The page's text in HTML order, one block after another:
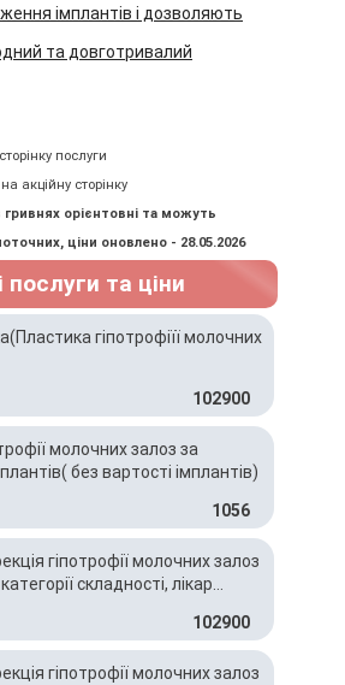
імплантів і дозволяють
та довготривалий
послуги
акційну сторінку
гривнях орієнтовні та можуть
ціни оновлено - 28.05.2026
послуги та ціни
гіпотрофіїї молочних
102900
молочних залоз за
без вартості імплантів)
1056
гіпотрофії молочних залоз
складності, лікар
102900
гіпотрофії молочних залоз